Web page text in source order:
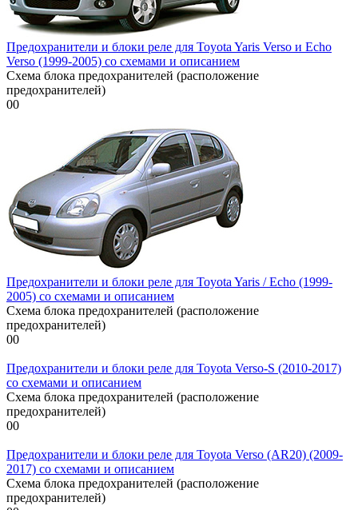
Предохранители и блоки реле для Toyota Yaris Verso и Echo
Verso (1999-2005) со схемами и описанием
Схема блока предохранителей (расположение
предохранителей)
00
Предохранители и блоки реле для Toyota Yaris / Echo (1999-
2005) со схемами и описанием
Схема блока предохранителей (расположение
предохранителей)
00
Предохранители и блоки реле для Toyota Verso-S (2010-2017)
со схемами и описанием
Схема блока предохранителей (расположение
предохранителей)
00
Предохранители и блоки реле для Toyota Verso (AR20) (2009-
2017) со схемами и описанием
Схема блока предохранителей (расположение
предохранителей)